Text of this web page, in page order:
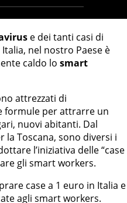
e dei tanti casi di
nel nostro Paese è
caldo lo smart
attrezzati di
formule per attrarre un
nuovi abitanti. Dal
la Toscana, sono diversi i
l’iniziativa delle “case
gli smart workers.
case a 1 euro in Italia e
agli smart workers.